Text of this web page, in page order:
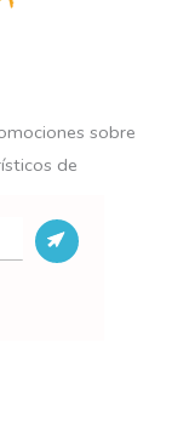
sobre
de
S